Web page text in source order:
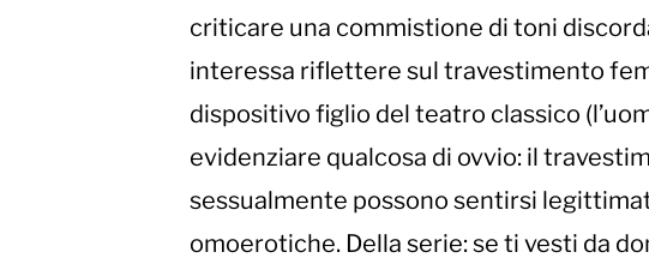
criticare una commistione di toni
interessa riflettere sul travestimento
dispositivo figlio del teatro classico
evidenziare qualcosa di ovvio: il
sessualmente possono sentirsi
omoerotiche. Della serie: se ti vesti da